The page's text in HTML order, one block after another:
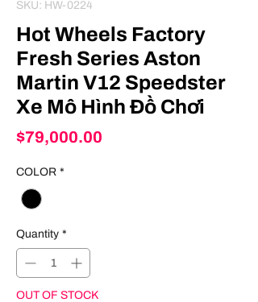
SKU: HW-0224
Hot Wheels Factory
Fresh Series Aston
Martin V12 Speedster
Xe Mô Hình Đồ Chơi
$79,000.00
COLOR *
Quantity *
OUT OF STOCK